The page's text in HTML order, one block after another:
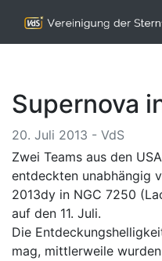
Supernova
20. Juli 2013 - VdS
Zwei Teams aus den
entdeckten unabhängig
2013dy in NGC 7250
auf den 11. Juli.
Die
mag, mittlerweile